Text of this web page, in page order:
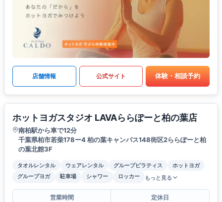
店舗情報 公式サイト 体験・相談予約
ホットヨガスタジオ LAVAららぽーと柏の葉店
南柏駅から車で12分
千葉県柏市若柴178ー4 柏の葉キャンパス148街区2ららぽーと柏
の葉北館3F
タオルレンタル ウェアレンタル グループピラティス
ホットヨガ
グループヨガ
駐車場 シャワー ロッカー もっと見る
営業時間
定休日